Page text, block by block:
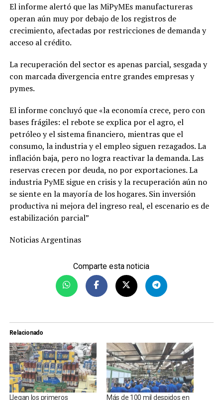
El informe alertó que las MiPyMEs manufactureras
operan aún muy por debajo de los registros de
crecimiento, afectadas por restricciones de demanda y
acceso al crédito.
La recuperación del sector es apenas parcial, sesgada y
con marcada divergencia entre grandes empresas y
pymes.
El informe concluyó que «la economía crece, pero con
bases frágiles: el rebote se explica por el agro, el
petróleo y el sistema financiero, mientras que el
consumo, la industria y el empleo siguen rezagados. La
inflación baja, pero no logra reactivar la demanda. Las
reservas crecen por deuda, no por exportaciones. La
industria PyME sigue en crisis y la recuperación aún no
se siente en la mayoría de los hogares. Sin inversión
productiva ni mejora del ingreso real, el escenario es de
estabilización parcial”
Noticias Argentinas
Comparte esta noticia
Relacionado
Llegan los primeros
Más de 100 mil despidos en